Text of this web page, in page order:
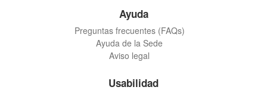
Ayuda
Preguntas frecuentes (FAQs)
Ayuda de la Sede
Aviso legal
Usabilidad